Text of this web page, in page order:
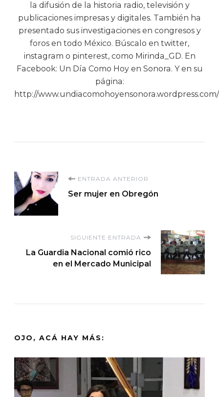
la difusión de la historia radio, televisión y
publicaciones impresas y digitales. También ha
presentado sus investigaciones en congresos y
foros en todo México. Búscalo en twitter,
instagram o pinterest, como Mirinda_GD. En
Facebook: Un Día Como Hoy en Sonora. Y en su
página:
http://www.undiacomohoyensonora.wordpress.com/
Navegación
de
entradas
ENTRADA ANTERIOR
Ser mujer en Obregón
SIGUIENTE ENTRADA
La Guardia Nacional comió rico
en el Mercado Municipal
OJO, ACÁ HAY MÁS: